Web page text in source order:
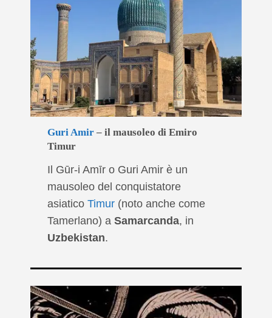
Guri Amir– il mausoleo di Emiro
Timur
Il Gūr-i Amīr o Guri Amir è un
mausoleo del conquistatore
asiatico Timur(noto anche come
Tamerlano) a Samarcanda, in
Uzbekistan.